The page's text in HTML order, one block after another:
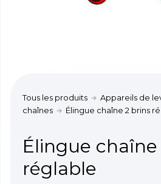
Tous les produits Appareils de
chaînes
Élingue chaîne 2 brins
Élingue
réglable